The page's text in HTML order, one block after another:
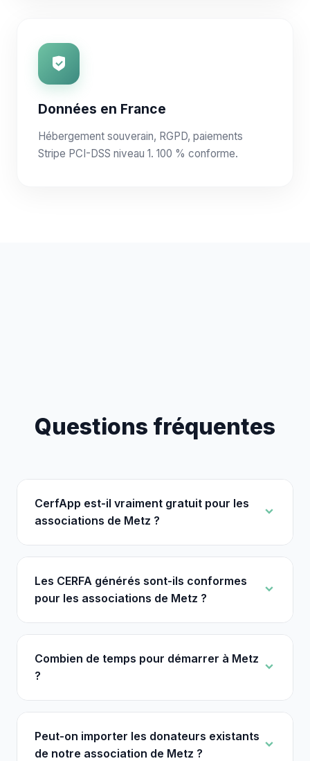
Données en France
Hébergement souverain, RGPD, paiements
Stripe PCI-DSS niveau 1. 100 % conforme.
Questions fréquentes
CerfApp est-il vraiment gratuit pour les
associations de Metz ?
Les CERFA générés sont-ils conformes
pour les associations de Metz ?
Combien de temps pour démarrer à Metz
?
Peut-on importer les donateurs existants
de notre association de Metz ?